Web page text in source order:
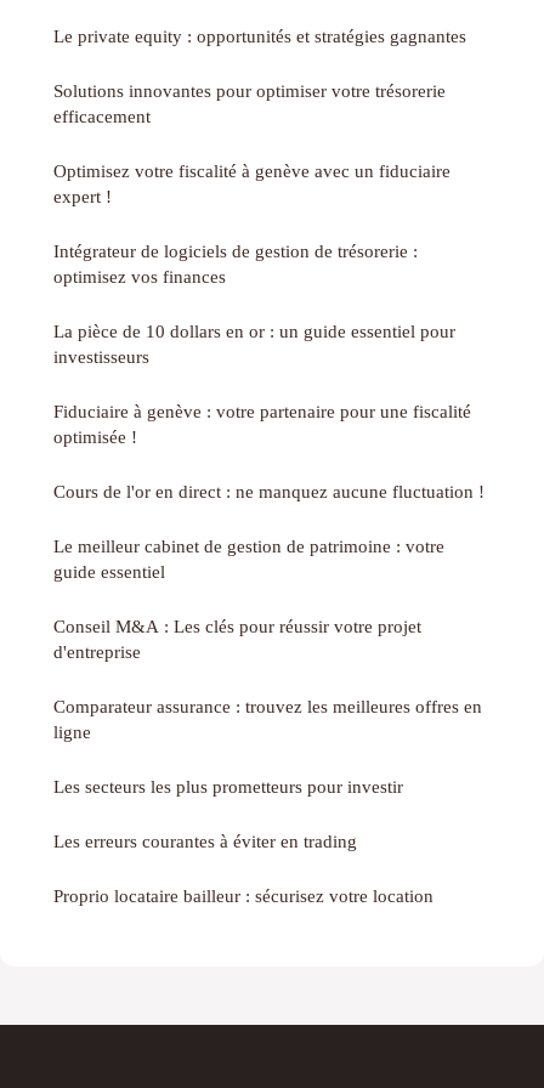
Le private equity : opportunités et stratégies gagnantes
Solutions innovantes pour optimiser votre trésorerie
efficacement
Optimisez votre fiscalité à genève avec un fiduciaire
expert !
Intégrateur de logiciels de gestion de trésorerie :
optimisez vos finances
La pièce de 10 dollars en or : un guide essentiel pour
investisseurs
Fiduciaire à genève : votre partenaire pour une fiscalité
optimisée !
Cours de l'or en direct : ne manquez aucune fluctuation !
Le meilleur cabinet de gestion de patrimoine : votre
guide essentiel
Conseil M&A : Les clés pour réussir votre projet
d'entreprise
Comparateur assurance : trouvez les meilleures offres en
ligne
Les secteurs les plus prometteurs pour investir
Les erreurs courantes à éviter en trading
Proprio locataire bailleur : sécurisez votre location